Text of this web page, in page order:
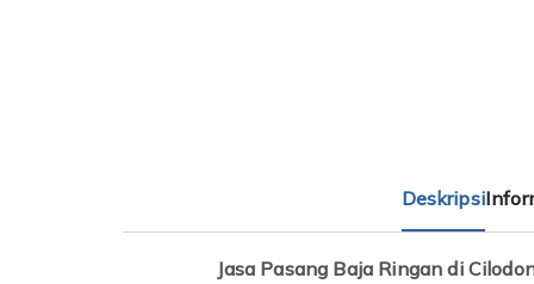
Deskripsi
Jasa Pasang Baja Ringan di